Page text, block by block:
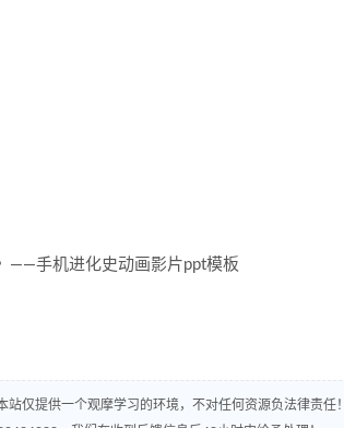
仅提供一个观摩学习的环境，不对任何资源负法律责任！